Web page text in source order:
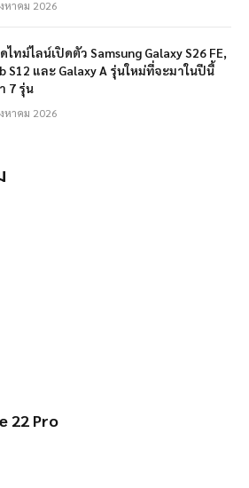
หาคม 2026
ไทม์ไลน์เปิดตัว Samsung Galaxy S26 FE,
S12 และ Galaxy A รุ่นใหม่ที่จะมาในปีนี้
7 รุ่น
หาคม 2026
22 Pro